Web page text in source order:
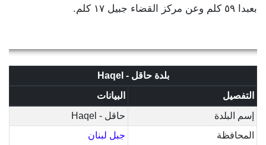
بعبدا ٥٩ كلم وعن مركز القضاء جبيل ١٧ كلم.
بلدة حاقل - Haqel
التفصيل
البيانات
إسم البلدة
حاقل - Haqel
المحافظة
جبل لبنان